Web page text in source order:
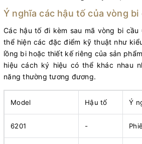
Ý nghĩa các hậu tố của vòng bi
Các hậu tố đi kèm sau mã vòng bi
thể hiện các đặc điểm kỹ thuật như
lồng bi hoặc thiết kế riêng của sản
hiệu cách ký hiệu có thể khác nhau
năng thường tương đương.
Model Hậu tố Ý
6201 -